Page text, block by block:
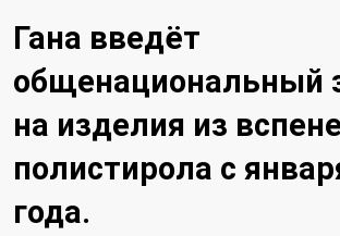
Гана введёт
общенациональный
на изделия из
полистирола с
года.